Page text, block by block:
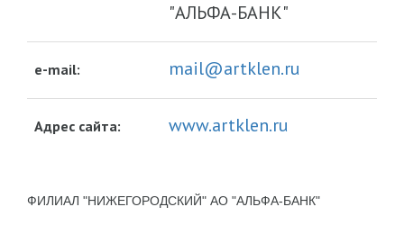
"АЛЬФА-БАНК"
e-mail: mail@artklen.ru
Адрес сайта: www.artklen.ru
ФИЛИАЛ "НИЖЕГОРОДСКИЙ" АО "АЛЬФА-БАНК"